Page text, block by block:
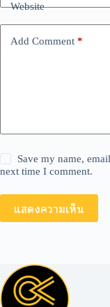
Website
Add Comment *
Save my name,
next time I comment.
แสดงความเห็น
: